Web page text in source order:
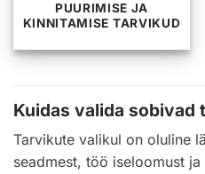
PUURIMISE JA
KINNITAMISE TARVIKUD
Kuidas valida sobivad
Tarvikute valikul on oluline
seadmest, töö iseloomust